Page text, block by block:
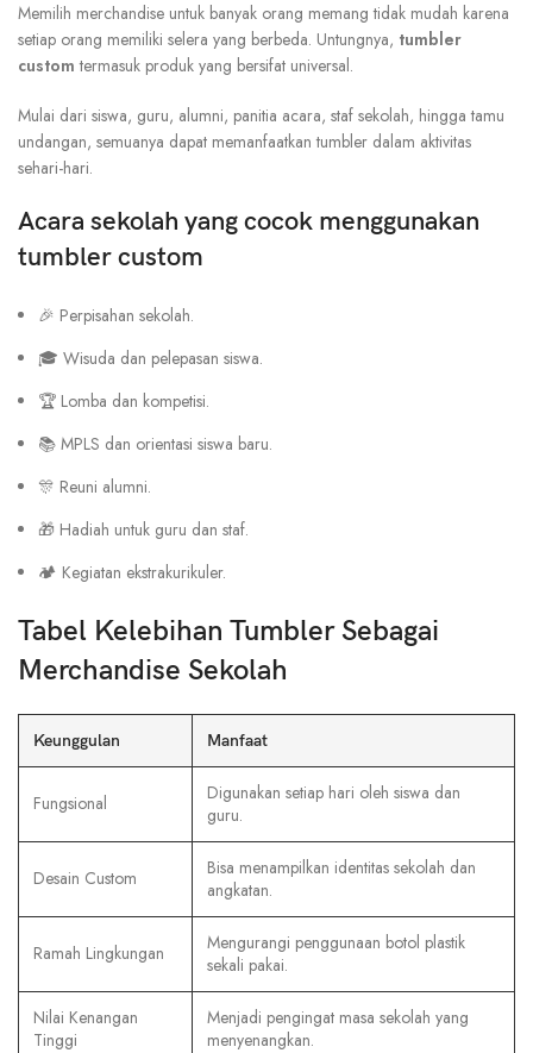
Memilih merchandise untuk banyak orang memang tidak mudah karena
setiap orang memiliki selera yang berbeda. Untungnya, tumbler
custom termasuk produk yang bersifat universal.
Mulai dari siswa, guru, alumni, panitia acara, staf sekolah, hingga tamu
undangan, semuanya dapat memanfaatkan tumbler dalam aktivitas
sehari-hari.
Acara sekolah yang cocok menggunakan
tumbler custom
🎉 Perpisahan sekolah.
🎓 Wisuda dan pelepasan siswa.
🏆 Lomba dan kompetisi.
📚 MPLS dan orientasi siswa baru.
🎊 Reuni alumni.
🎁 Hadiah untuk guru dan staf.
🏕 Kegiatan ekstrakurikuler.
Tabel Kelebihan Tumbler Sebagai
Merchandise Sekolah
Keunggulan Manfaat
Fungsional
Digunakan setiap hari oleh siswa dan
guru.
Desain Custom
Bisa menampilkan identitas sekolah dan
angkatan.
Ramah Lingkungan
Mengurangi penggunaan botol plastik
sekali pakai.
Nilai Kenangan
Tinggi
Menjadi pengingat masa sekolah yang
menyenangkan.